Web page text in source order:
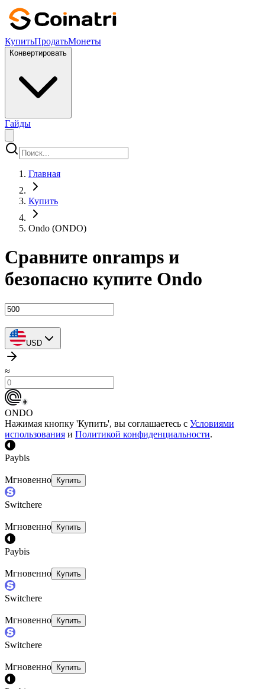
КупитьПродатьМонеты
Конвертировать
Гайды
Главная
Купить
Ondo (ONDO)
Сравните onramps и
безопасно купите Ondo
USD
≈
ONDO
Нажимая кнопку 'Купить', вы соглашаетесь с Условиями
использования и Политикой конфиденциальности.
Paybis
Мгновенно Купить
Switchere
Мгновенно Купить
Paybis
Мгновенно Купить
Switchere
Мгновенно Купить
Switchere
Мгновенно Купить